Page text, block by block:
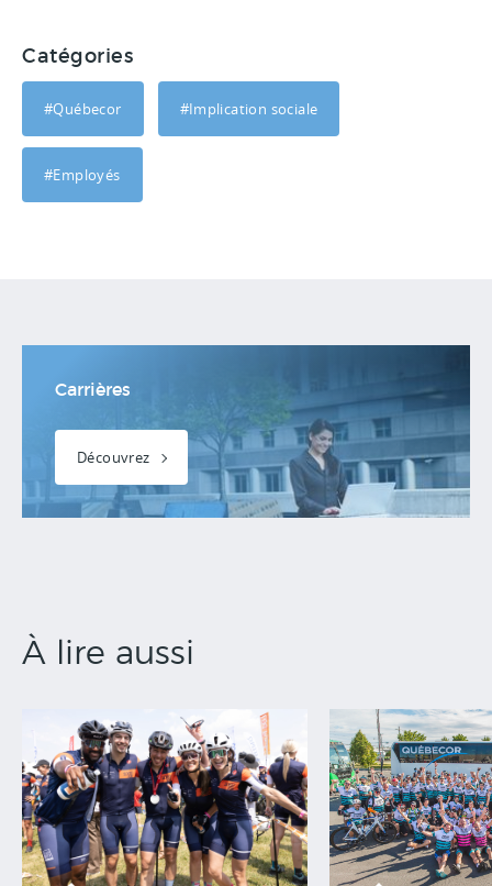
Catégories
#Québecor #Implication sociale
#Employés
Carrières
Découvrez
À lire aussi